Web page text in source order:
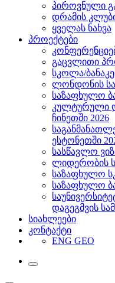
პიროვნული
დრამის
ყველას ნახვა
პროექტები
გაცვლითი
სკოლა/
ლონდონის
საზაფხულო
კულტურული
ჩინეთში 2026
ესტონეთში
სასწავლო
ლიდერობის
საზაფხულო
საზაფხულო
დაგეგმვის
სიახლეები
კონტაქტი
ENG GEO